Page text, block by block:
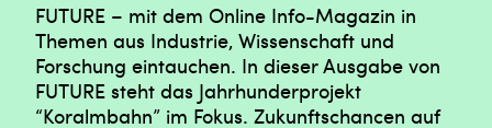
FUTURE – mit dem Online Info-Magazin in
Themen aus Industrie, Wissenschaft und
Forschung eintauchen. In dieser Ausgabe von
FUTURE steht das Jahrhunderprojekt
“Koralmbahn” im Fokus. Zukunftschancen auf